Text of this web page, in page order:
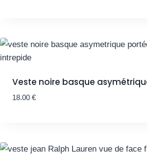
Veste noire basque
18.00 €